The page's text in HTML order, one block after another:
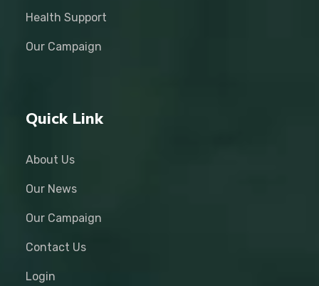
Health Support
Our Campaign
Quick Link
About Us
Our News
Our Campaign
Contact Us
Login